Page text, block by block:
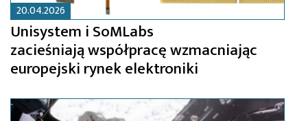
20.04.2026
Unisystem i SoMLabs
zacieśniają współpracę wzmacniając
europejski rynek elektroniki